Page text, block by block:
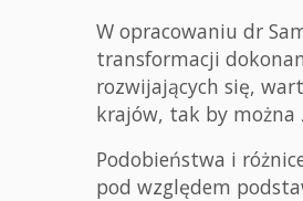
W opracowaniu dr
transformacji
rozwijających się,
krajów, tak by można
Podobieństwa i
pod względem